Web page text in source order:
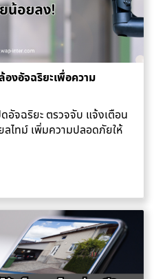
งอัจฉริยะเพื่อความ
อัจฉริยะ ตรวจจับ แจ้งเตือน
ลไทม์ เพิ่มความปลอดภัยให้